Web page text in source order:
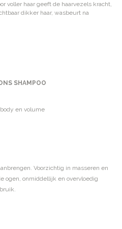
voller haar geeft de haarvezels kracht,
dikker haar, wasbeurt na
SHAMPOO
en volume
Voorzichtig in masseren en
ogen, onmiddellijk en overvloedig
Cocamidopropyl Betaine, Sodium